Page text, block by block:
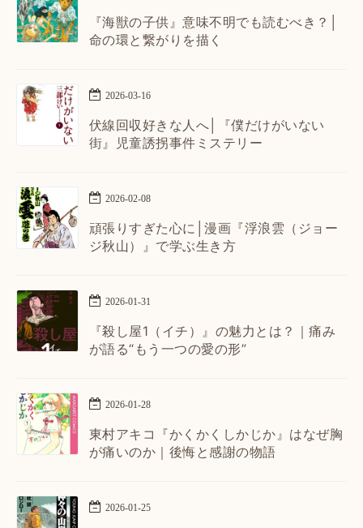
『海獣の子供』意味不明でも読むべき？│
命の環と繋がりを描く
2026-03-16
伏線回収好きな人へ│『僕だけがいない
街』児童誘拐事件ミステリー
2026-02-08
頑張りすぎた心に│漫画『浮浪雲（ジョー
ジ秋山）』で学ぶ生き方
2026-01-31
『殺し屋1（イチ）』の魅力とは？｜痛み
が語る“もう一つの愛の形”
2026-01-28
東村アキコ『かくかくしかじか』はなぜ胸
が痛いのか｜後悔と感謝の物語
2026-01-25